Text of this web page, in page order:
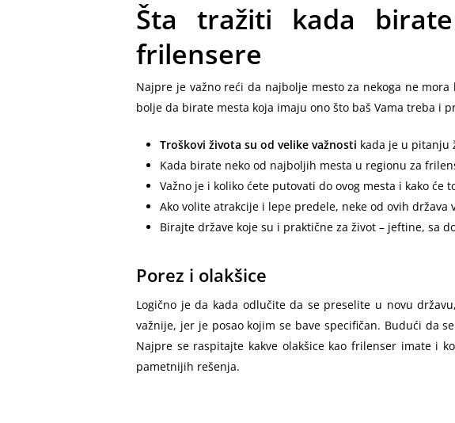
Šta tražiti kada
frilensere
Najpre je važno reći da najbolje mesto za nekoga ne
bolje da birate mesta koja imaju ono što baš Vama treba i
Troškovi života su od velike važnosti kada je u pitanju
Kada birate neko od najboljih mesta u regionu za
Važno je i koliko ćete putovati do ovog mesta i kako će
Ako volite atrakcije i lepe predele, neke od ovih država
Birajte države koje su i praktične za život – jeftine, sa
Porez i olakšice
Logično je da kada odlučite da se preselite u novu
važnije, jer je posao kojim se bave specifičan. Budući da
Najpre se raspitajte kakve olakšice kao frilenser imate i
pametnijih rešenja.